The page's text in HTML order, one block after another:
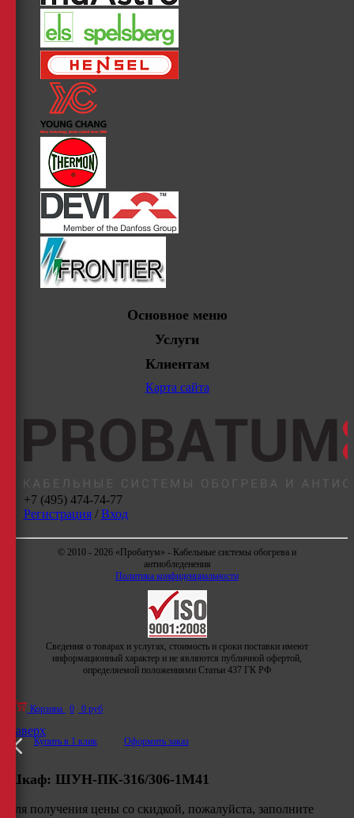
Основное меню
Услуги
Клиентам
Карта сайта
+7 (495) 474-74-77
Регистрация/ Вход
© 2010 - 2026 «Пробатум» - Кабельные системы обогрева и
антиобледенения
Политика конфиденциальности
Сведения о товарах и услугах, стоимость и сроки поставки имеют
информационный характер и не являются публичной офертой,
определяемой положениями Статьи 437 ГК РФ
Корзина 0 0 руб
Купить в 1 клик Оформить заказ
Наверх
Шкаф: ШУН-ПК-316/306-1М41
Для получения цены со скидкой, пожалуйста, заполните